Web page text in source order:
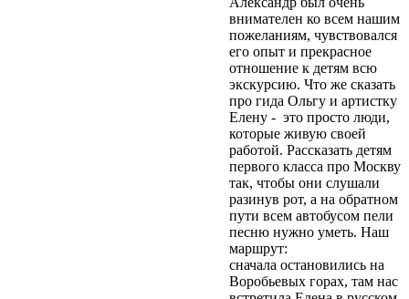
конфиденциальности
Согласие может быть
отозвано путём
направления
письменного заявления
на адрес
moscentre@yandex.ru.
Отправить
внимателен ко всем нашим
пожеланиям, чувствовался
его опыт и прекрасное
отношение к детям всю
экскурсию. Что же сказать
про гида Ольгу и артистку
Елену - это просто люди,
которые живую своей
работой. Рассказать детям
первого класса про Москву
так, чтобы они слушали
разинув рот, а на обратном
пути всем автобусом пели
песню нужно уметь. Наш
маршрут:
сначала остановились на
Воробьевых горах, там нас